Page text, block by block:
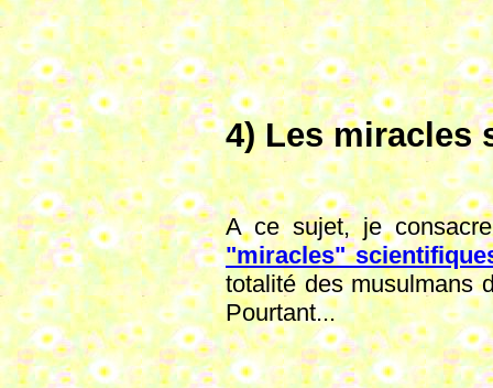
4) Les miracles
A ce sujet, je
"miracles"
totalité des musulmans
Pourtant...